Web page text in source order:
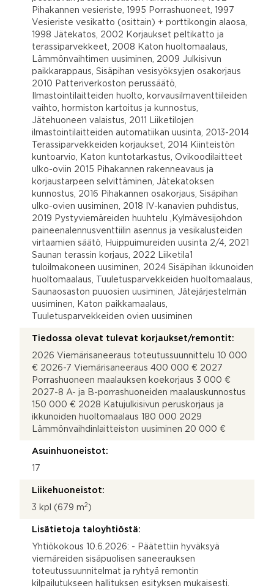
Pihakannen vesieriste, 1995 Porrashuoneet, 1997
Vesieriste vesikatto (osittain) + porttikongin alaosa,
1998 Jätekatos, 2002 Korjaukset peltikatto ja
terassiparvekkeet, 2008 Katon huoltomaalaus,
Lämmönvaihtimen uusiminen, 2009 Julkisivun
paikkarappaus, Sisäpihan vesisyöksyjen osakorjaus
2010 Patteriverkoston perussäätö,
Ilmastointilaitteiden huolto, korvausilmaventtiileiden
vaihto, hormiston kartoitus ja kunnostus,
Jätehuoneen valaistus, 2011 Liiketilojen
ilmastointilaitteiden automatiikan uusinta, 2013-2014
Terassiparvekkeiden korjaukset, 2014 Kiinteistön
kuntoarvio, Katon kuntotarkastus, Ovikoodilaitteet
ulko-oviin 2015 Pihakannen rakenneavaus ja
korjaustarpeen selvittäminen, Jätekatoksen
kunnostus, 2016 Pihakannen osakorjaus, Sisäpihan
ulko-ovien uusiminen, 2018 IV-kanavien puhdistus,
2019 Pystyviemäreiden huuhtelu ,Kylmävesijohdon
paineenalennusventtiilin asennus ja vesikalusteiden
virtaamien säätö, Huippuimureiden uusinta 2/4, 2021
Saunan terassin korjaus, 2022 Liiketila1
tuloilmakoneen uusiminen, 2024 Sisäpihan ikkunoiden
huoltomaalaus, Tuuletusparvekkeiden huoltomaalaus,
Saunaosaston puuosien uusiminen, Jätejärjestelmän
uusiminen, Katon paikkamaalaus,
Tuuletusparvekkeiden ovien uusiminen
Tiedossa olevat tulevat korjaukset/remontit:
2026 Viemärisaneeraus toteutussuunnittelu 10 000
€ 2026-7 Viemärisaneeraus 400 000 € 2027
Porrashuoneen maalauksen koekorjaus 3 000 €
2027-8 A- ja B-porrashuoneiden maalauskunnostus
150 000 € 2028 Katujulkisivun peruskorjaus ja
ikkunoiden huoltomaalaus 180 000 2029
Lämmönvaihdinlaitteiston uusiminen 20 000 €
Asuinhuoneistot:
17
Liikehuoneistot:
3 kpl (679 m2 )
Lisätietoja taloyhtiöstä:
Yhtiökokous 10.6.2026: - Päätettiin hyväksyä
viemäreiden sisäpuolisen saneerauksen
toteutussuunnitelmat ja ryhtyä remontin
kilpailutukseen hallituksen esityksen mukaisesti.